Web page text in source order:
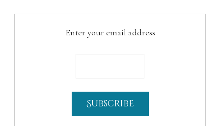
Enter your email address